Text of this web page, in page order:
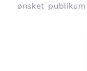
ønsket